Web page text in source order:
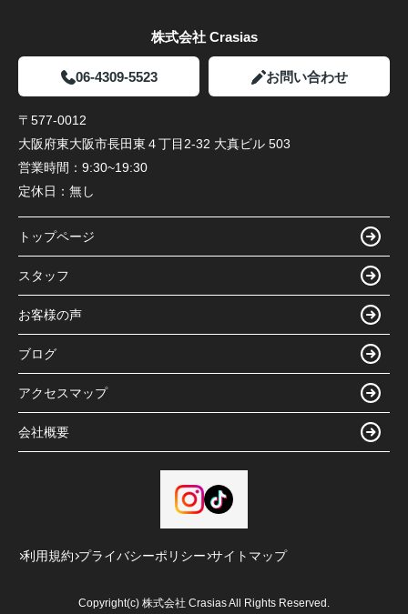
株式会社 Crasias
06-4309-5523 お問い合わせ
〒577-0012
大阪府東大阪市長田東４丁目2-32 大真ビル 503
営業時間： 9:30~19:30
定休日： 無し
トップページ
スタッフ
お客様の声
ブログ
アクセスマップ
会社概要
利用規約 プライバシーポリシー サイトマップ
Copyright(c) 株式会社 Crasias All Rights Reserved.